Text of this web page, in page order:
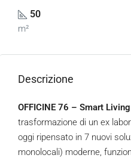
50
m²
Descrizione
OFFICINE 76 – Smart Living
trasformazione di un ex
oggi ripensato in 7 nuovi
monolocali) moderne,